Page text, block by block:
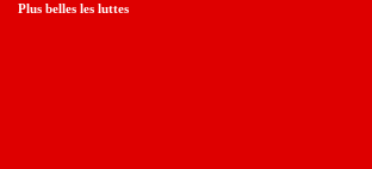
Plus belles les luttes